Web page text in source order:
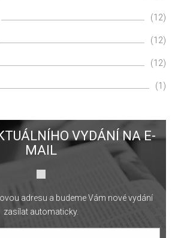
(12)
(12)
(12)
(1)
VYDÁNÍ NA E-
MAIL
adresu a budeme Vám nové vydání
zasílat automaticky.